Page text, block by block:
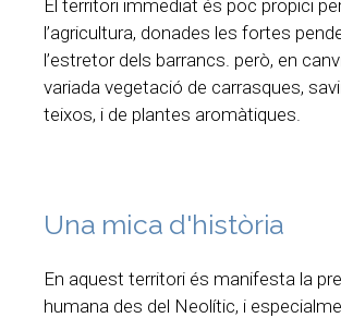
El territori immediat és poc propici
l’agricultura, donades les fortes
l’estretor dels barrancs. però, en
variada vegetació de carrasques,
teixos, i de plantes aromàtiques.
Una mica d'història
En aquest territori és manifesta la
humana des del Neolític, i